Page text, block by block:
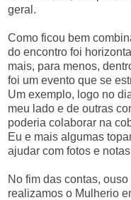
geral.
Como ficou bem
do encontro foi
mais, para menos,
foi um evento que se
Um exemplo, logo no
meu lado e de outras
poderia colaborar na
Eu e mais algumas
ajudar com fotos e
No fim das contas,
realizamos o Mulherio